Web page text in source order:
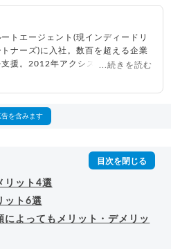
トエージェント(現インディードリ
ナーズ)に入社。数百を超える企業
援。2012年アクシス(株)設立、代
ージェント
...続きを読む
を含みます
リット4選
ット6選
よってもメリット・デメリッ